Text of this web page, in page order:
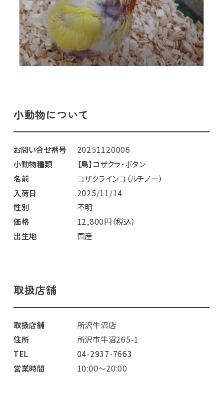
小動物について
お問い合せ番号
20251120006
小動物種類
【鳥】コザクラ・ボタン
名前
コザクラインコ（ルチノー）
入荷日
2025/11/14
性別
不明
価格
12,800円（税込）
出生地
国産
取扱店舗
取扱店舗
所沢牛沼店
住所
所沢市牛沼265-1
TEL
04-2937-7663
営業時間
10:00～20:00